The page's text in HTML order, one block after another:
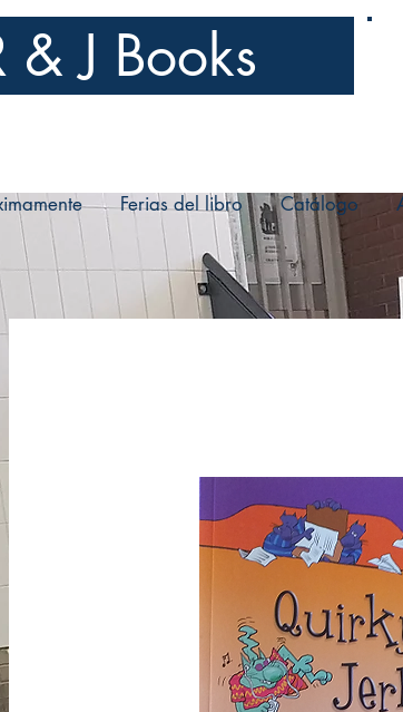
& J Books
Ferias del libro Catálogo